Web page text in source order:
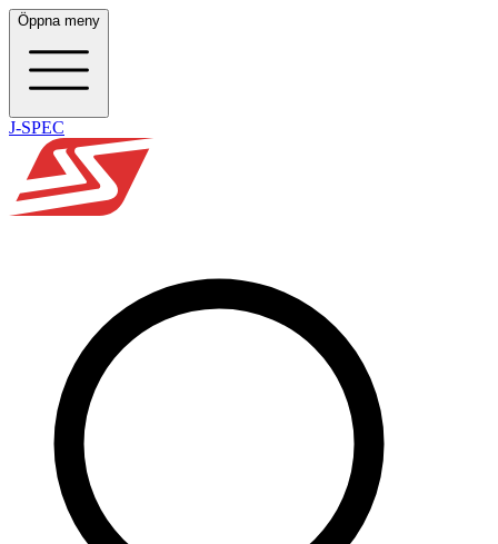
Öppna meny
J-SPEC